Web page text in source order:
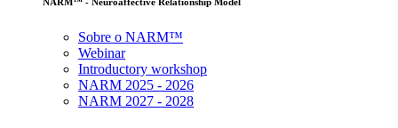
Sobre o NARM™
Webinar
Introductory workshop
NARM 2025 - 2026
NARM 2027 - 2028